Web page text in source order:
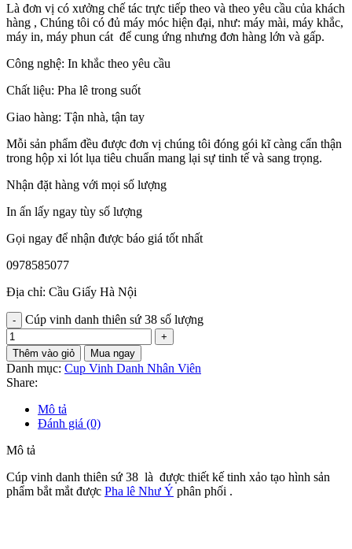
Là đơn vị có xưởng chế tác trực tiếp theo và theo yêu cầu của khách
hàng , Chúng tôi có đủ máy móc hiện đại, như: máy mài, máy khắc,
máy in, máy phun cát để cung ứng nhưng đơn hàng lớn và gấp.
Công nghệ: In khắc theo yêu cầu
Chất liệu: Pha lê trong suốt
Giao hàng: Tận nhà, tận tay
Mỗi sản phẩm đều được đơn vị chúng tôi đóng gói kĩ càng cẩn thận
trong hộp xi lót lụa tiêu chuẩn mang lại sự tinh tế và sang trọng.
Nhận đặt hàng với mọi số lượng
In ấn lấy ngay tùy số lượng
Gọi ngay để nhận được báo giá tốt nhất
0978585077
Địa chỉ: Cầu Giấy Hà Nội
Cúp vinh danh thiên sứ 38 số lượng
Thêm vào giỏ Mua ngay
Danh mục: Cup Vinh Danh Nhân Viên
Share:
Mô tả
Đánh giá (0)
Mô tả
Cúp vinh danh thiên sứ 38 là được thiết kế tinh xảo tạo hình sản
phẩm bắt mắt được Pha lê Như Ý phân phối .